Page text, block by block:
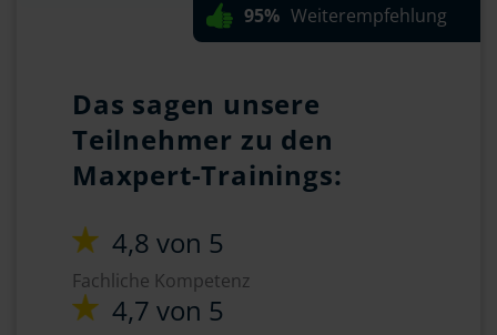
95% Weiterempfehlung
Das sagen unsere
Teilnehmer zu den
Maxpert-Trainings:
4,8 von 5
Fachliche Kompetenz
4,7 von 5